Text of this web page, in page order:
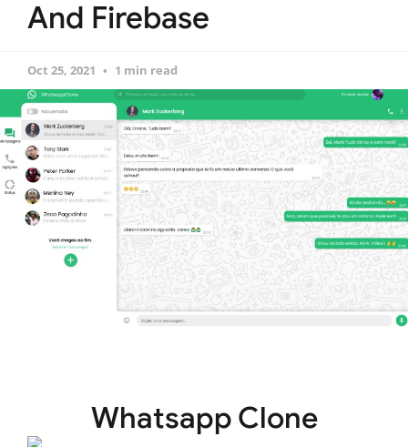
And Firebase
Oct 25, 2021 1 min read
Whatsapp Clone